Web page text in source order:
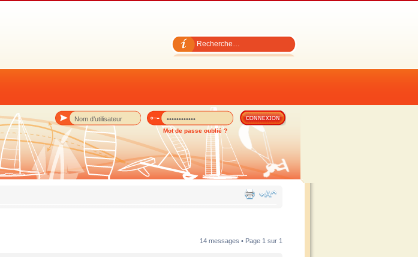
Mot de passe oublié ?
14 messages • Page 1 sur 1